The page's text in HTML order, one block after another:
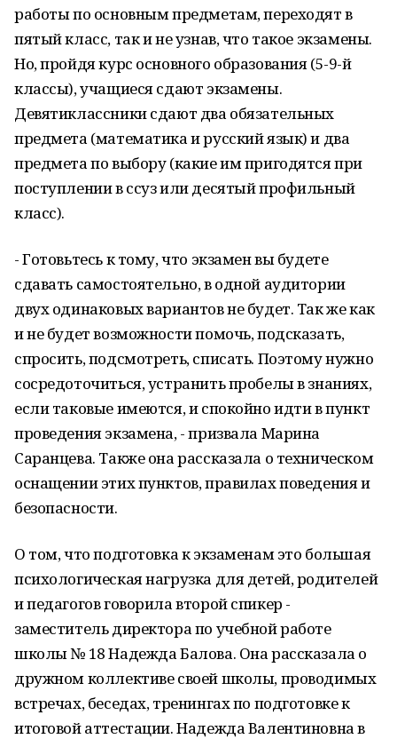
работы по основным предметам, переходят в
пятый класс, так и не узнав, что такое экзамены.
Но, пройдя курс основного образования (5-9-й
классы), учащиеся сдают экзамены.
Девятиклассники сдают два обязательных
предмета (математика и русский язык) и два
предмета по выбору (какие им пригодятся при
поступлении в ссуз или десятый профильный
класс).
- Готовьтесь к тому, что экзамен вы будете
сдавать самостоятельно, в одной аудитории
двух одинаковых вариантов не будет. Так же как
и не будет возможности помочь, подсказать,
спросить, подсмотреть, списать. Поэтому нужно
сосредоточиться, устранить пробелы в знаниях,
если таковые имеются, и спокойно идти в пункт
проведения экзамена, - призвала Марина
Саранцева. Также она рассказала о техническом
оснащении этих пунктов, правилах поведения и
безопасности.
О том, что подготовка к экзаменам это большая
психологическая нагрузка для детей, родителей
и педагогов говорила второй спикер -
заместитель директора по учебной работе
школы № 18 Надежда Балова. Она рассказала о
дружном коллективе своей школы, проводимых
встречах, беседах, тренингах по подготовке к
итоговой аттестации. Надежда Валентиновна в